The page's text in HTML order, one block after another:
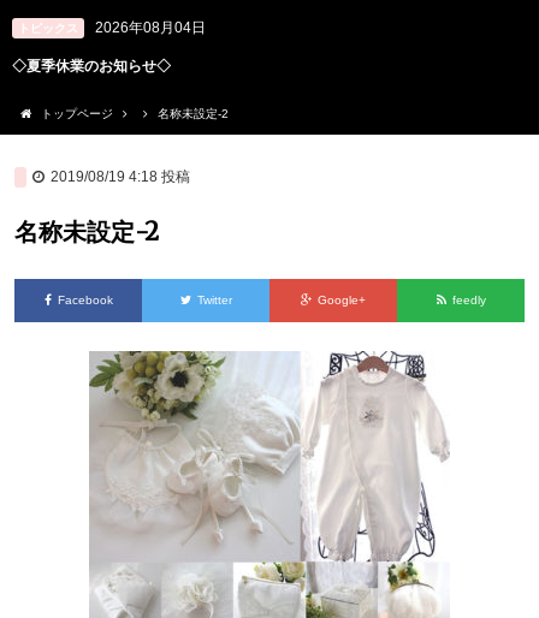
トピックス 2026年08月04日
◇夏季休業のお知らせ◇
トップページ 名称未設定-2
2019/08/19 4:18 投稿
名称未設定-2
Facebook Twitter Google+ feedly